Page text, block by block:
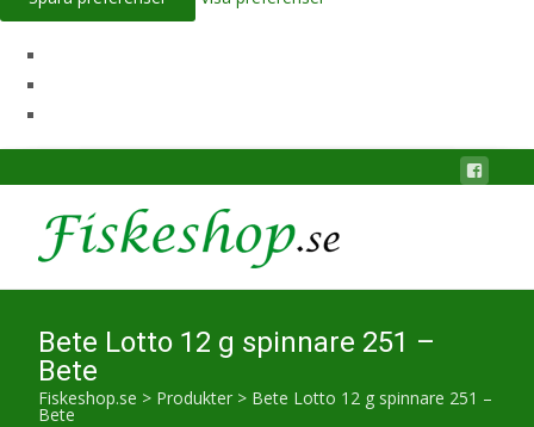
Bete Lotto 12 g spinnare 251 –
Bete
Fiskeshop.se > Produkter > Bete Lotto 12 g spinnare 251 –
Bete